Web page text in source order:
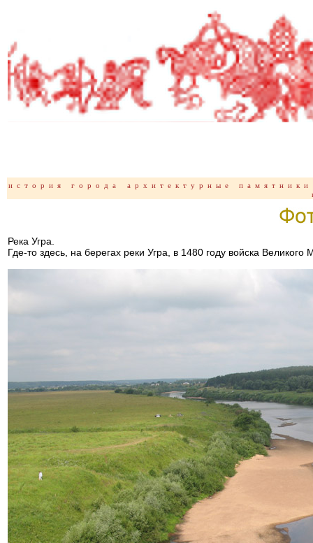
история города
архитектурные памятники
Река Угра.
Где-то здесь, на берегах реки Угра, в 1480 году войска